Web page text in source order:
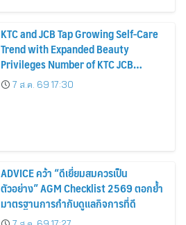
KTC and JCB Tap Growing Self-Care
Trend with Expanded Beauty
Privileges Number of KTC JCB
Cardmembers Spending on
Cosmetics Rises 26%
7 ส.ค. 69 17:30
ADVICE คว้า “ดีเยี่ยมสมควรเป็น
ตัวอย่าง” AGM Checklist 2569 ตอกย้ำ
มาตรฐานการกำกับดูแลกิจการที่ดี